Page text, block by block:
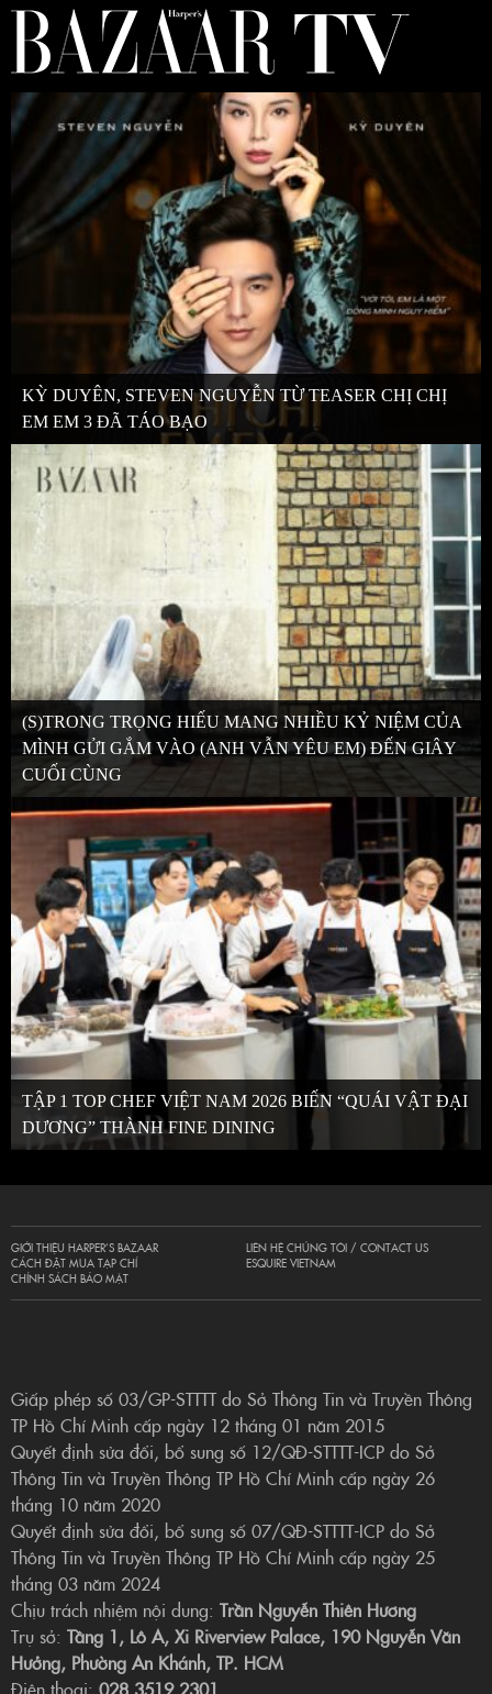
KỲ DUYÊN, STEVEN NGUYỄN TỪ TEASER CHỊ CHỊ
EM EM 3 ĐÃ TÁO BẠO
(S)TRONG TRỌNG HIẾU MANG NHIỀU KỶ NIỆM CỦA
MÌNH GỬI GẮM VÀO (ANH VẪN YÊU EM) ĐẾN GIÂY
CUỐI CÙNG
TẬP 1 TOP CHEF VIỆT NAM 2026 BIẾN “QUÁI VẬT ĐẠI
DƯƠNG” THÀNH FINE DINING
GIỚI THIỆU HARPER’S BAZAAR
CÁCH ĐẶT MUA TẠP CHÍ
CHÍNH SÁCH BẢO MẬT
LIÊN HỆ CHÚNG TÔI / CONTACT US
ESQUIRE VIETNAM
Giấp phép số 03/GP-STTTT do Sở Thông Tin và Truyền Thông
TP Hồ Chí Minh cấp ngày 12 tháng 01 năm 2015
Quyết định sửa đổi, bổ sung số 12/QĐ-STTTT-ICP do Sở
Thông Tin và Truyền Thông TP Hồ Chí Minh cấp ngày 26
tháng 10 năm 2020
Quyết định sửa đổi, bổ sung số 07/QĐ-STTTT-ICP do Sở
Thông Tin và Truyền Thông TP Hồ Chí Minh cấp ngày 25
tháng 03 năm 2024
Chịu trách nhiệm nội dung: Trần Nguyễn Thiên Hương
Trụ sở: Tầng 1, Lô A, Xi Riverview Palace, 190 Nguyễn Văn
Hưởng, Phường An Khánh, TP. HCM
Điện thoại: 028 3519 2301